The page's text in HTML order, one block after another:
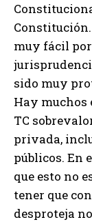
muy fácil
sido muy
Hay muchos
TC
privada,
públicos. En
que esto no
tener que
desproteja